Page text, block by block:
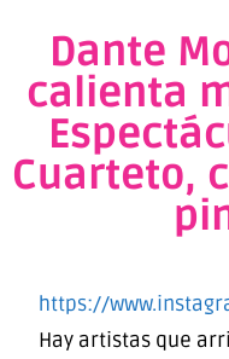
Dante
calienta
Cuarteto,
https://
Hay artistas que